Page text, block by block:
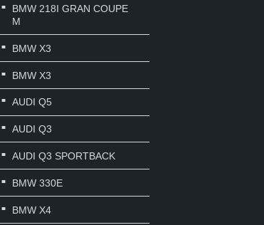
BMW 218I GRAN COUPE
M
BMW X3
BMW X3
AUDI Q5
AUDI Q3
AUDI Q3 SPORTBACK
BMW 330E
BMW X4